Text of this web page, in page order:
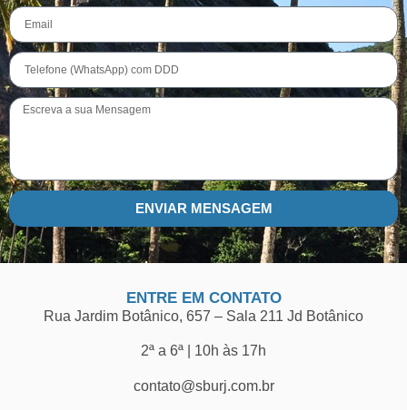
ENVIAR MENSAGEM
ENTRE EM CONTATO
Rua Jardim Botânico, 657 – Sala 211 Jd Botânico
2ª a 6ª | 10h às 17h
contato@sburj.com.br